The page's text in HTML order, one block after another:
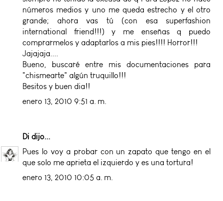
números medios y uno me queda estrecho y el otro
grande; ahora vas tú (con esa superfashion
international friend!!!) y me enseñas q puedo
comprarmelos y adaptarlos a mis pies!!!! Horror!!!
Jajajaja....
Bueno, buscaré entre mis documentaciones para
"chismearte" algún truquillo!!!
Besitos y buen dia!!
enero 13, 2010 9:51 a. m.
Di dijo...
Pues lo voy a probar con un zapato que tengo en el
que solo me aprieta el izquierdo y es una tortura!
enero 13, 2010 10:05 a. m.